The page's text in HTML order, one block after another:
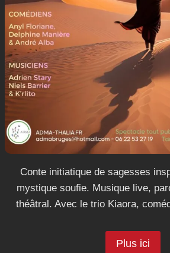
Conte initiatique de sagesses
mystique soufie. Musique live,
théâtral. Avec le trio Kiaora,
Plus ici